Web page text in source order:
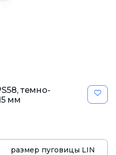
темно-
мм
размер пуговицы LIN